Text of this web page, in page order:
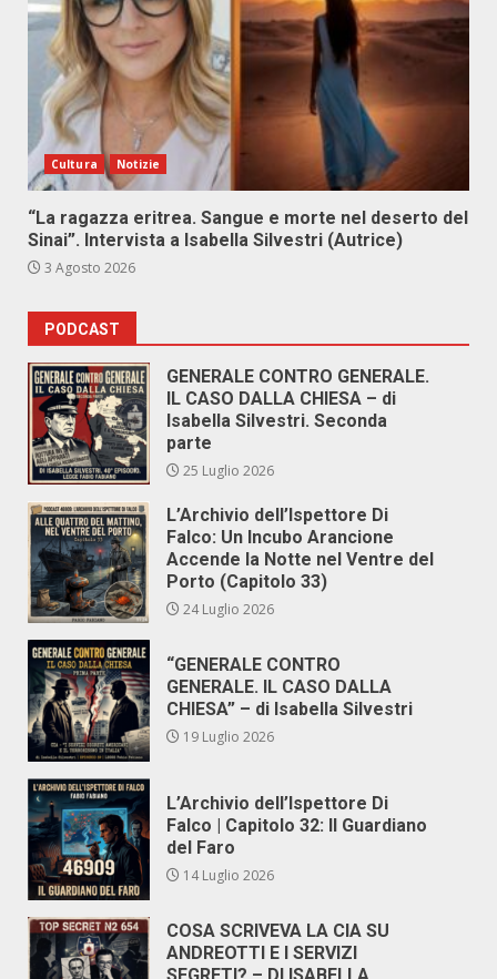
Cultura Notizie
“La ragazza eritrea. Sangue e morte nel deserto del
Sinai”. Intervista a Isabella Silvestri (Autrice)
3 Agosto 2026
PODCAST
GENERALE CONTRO GENERALE.
IL CASO DALLA CHIESA – di
Isabella Silvestri. Seconda
parte
25 Luglio 2026
L’Archivio dell’Ispettore Di
Falco: Un Incubo Arancione
Accende la Notte nel Ventre del
Porto (Capitolo 33)
24 Luglio 2026
“GENERALE CONTRO
GENERALE. IL CASO DALLA
CHIESA” – di Isabella Silvestri
19 Luglio 2026
L’Archivio dell’Ispettore Di
Falco | Capitolo 32: Il Guardiano
del Faro
14 Luglio 2026
COSA SCRIVEVA LA CIA SU
ANDREOTTI E I SERVIZI